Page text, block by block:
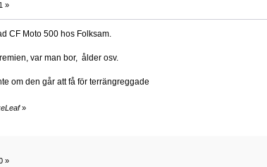
»
CF Moto 500 hos Folksam.
var man bor, ålder osv.
om den går att få för terrängreggade
»
»